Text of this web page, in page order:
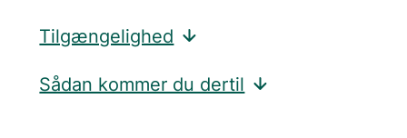
Tilgængelighed
Sådan kommer du dertil